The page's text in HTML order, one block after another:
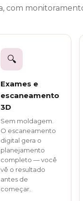
com
🔍
Exames e
escaneamento
3D
Sem moldagem.
O escaneamento
digital gera o
planejamento
completo — você
vê o resultado
antes de
começar.